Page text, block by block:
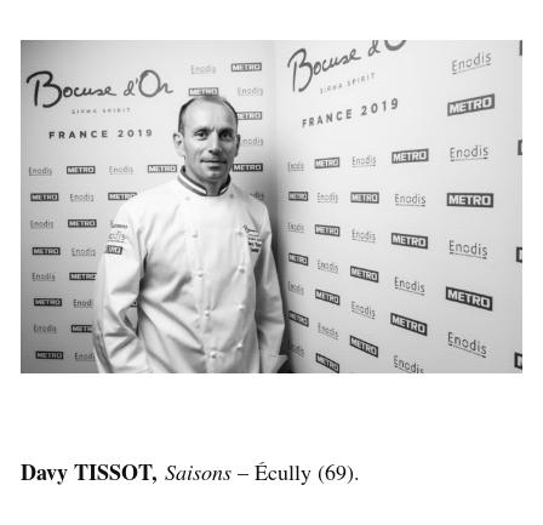
Davy TISSOT, Saisons – Écully (69).